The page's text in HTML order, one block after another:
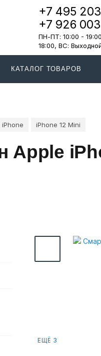
+7 495
+7 926
ПН-ПТ: 10:00 -
18:00, ВС:
КАТАЛОГ ТОВАРОВ
iPhone iPhone 12 Mini
Apple
ЕЩЁ 3